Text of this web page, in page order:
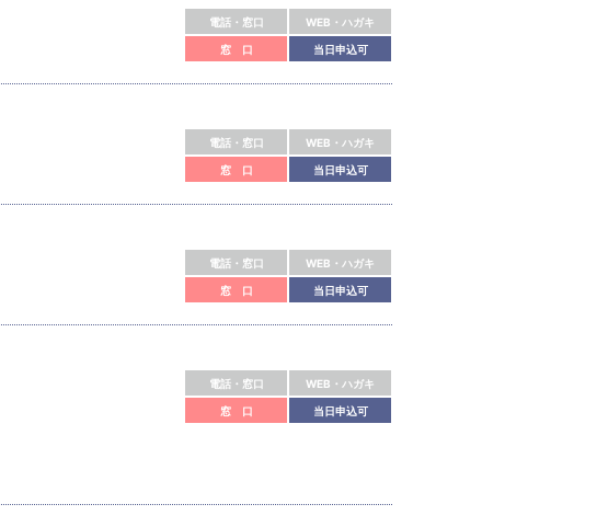
電話・窓口 WEB・ハガキ
窓 口 当日申込可
電話・窓口 WEB・ハガキ
窓 口 当日申込可
電話・窓口 WEB・ハガキ
窓 口 当日申込可
電話・窓口 WEB・ハガキ
窓 口 当日申込可